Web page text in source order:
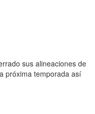
sus alineaciones de
próxima temporada así